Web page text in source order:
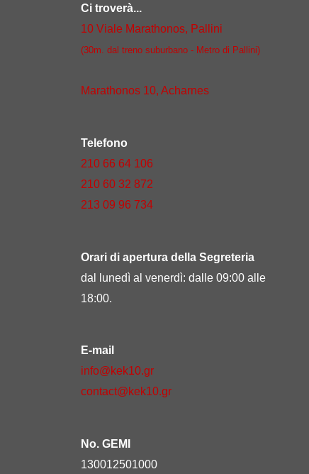
Ci troverà...
10 Viale Marathonos, Pallini
(30m. dal treno suburbano - Metro di Pallini)
Marathonos 10, Acharnes
Telefono
210 66 64 106
210 60 32 872
213 09 96 734
Orari di apertura della Segreteria
dal lunedì al venerdì: dalle 09:00 alle
18:00.
E-mail
info@kek10.gr
contact@kek10.gr
No. GEMI
130012501000